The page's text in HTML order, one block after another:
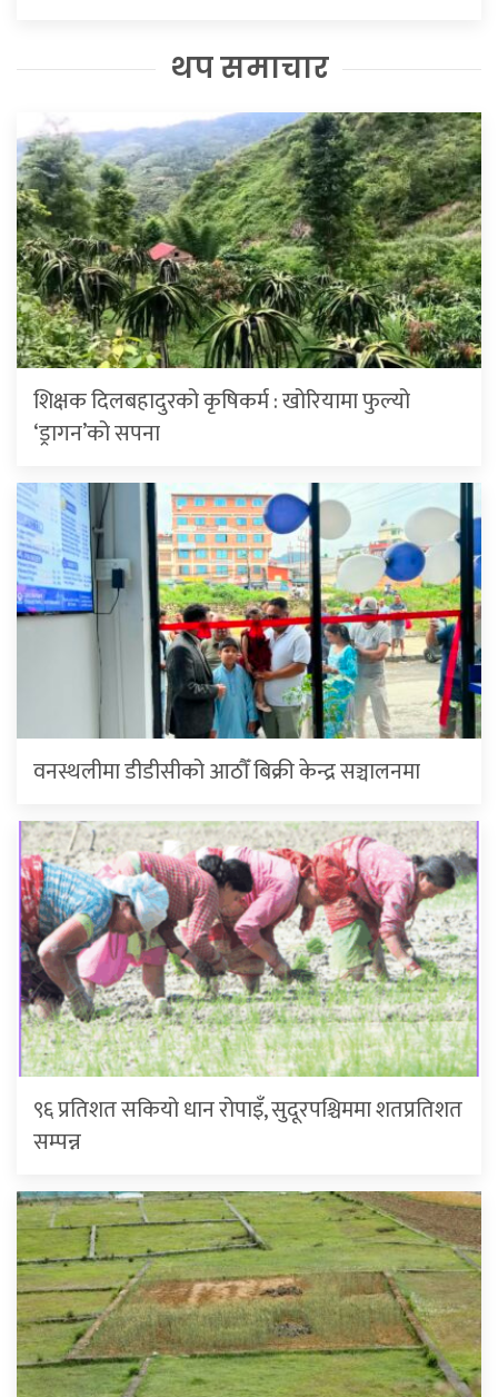
थप समाचार
शिक्षक दिलबहादुरको कृषिकर्म : खोरियामा फुल्यो
‘ड्रागन’को सपना
वनस्थलीमा डीडीसीको आठौँ बिक्री केन्द्र सञ्चालनमा
९६ प्रतिशत सकियो धान रोपाइँ, सुदूरपश्चिममा शतप्रतिशत
सम्पन्न